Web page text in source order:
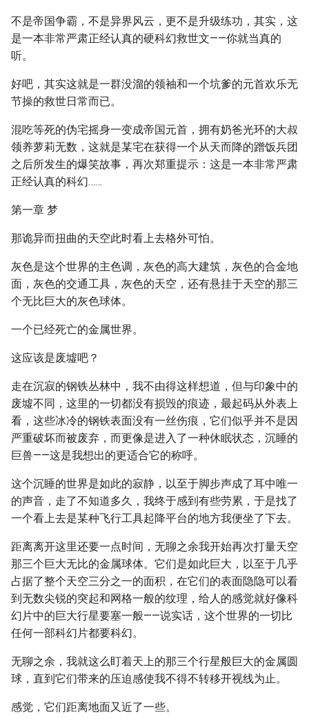
不是帝国争霸，不是异界风云，更不是升级练功，其实，这
是一本非常严肃正经认真的硬科幻救世文——你就当真的
听。
好吧，其实这就是一群没溜的领袖和一个坑爹的元首欢乐无
节操的救世日常而已。
混吃等死的伪宅摇身一变成帝国元首，拥有奶爸光环的大叔
领养萝莉无数，这就是某宅在获得一个从天而降的蹭饭兵团
之后所发生的爆笑故事，再次郑重提示：这是一本非常严肃
正经认真的科幻……
第一章 梦
那诡异而扭曲的天空此时看上去格外可怕。
灰色是这个世界的主色调，灰色的高大建筑，灰色的合金地
面，灰色的交通工具，灰色的天空，还有悬挂于天空的那三
个无比巨大的灰色球体。
一个已经死亡的金属世界。
这应该是废墟吧？
走在沉寂的钢铁丛林中，我不由得这样想道，但与印象中的
废墟不同，这里的一切都没有损毁的痕迹，最起码从外表上
看，这些冰冷的钢铁表面没有一丝伤痕，它们似乎并不是因
严重破坏而被废弃，而更像是进入了一种休眠状态，沉睡的
巨兽——这是我想出的更适合它的称呼。
这个沉睡的世界是如此的寂静，以至于脚步声成了耳中唯一
的声音，走了不知道多久，我终于感到有些劳累，于是找了
一个看上去是某种飞行工具起降平台的地方我便坐了下去。
距离离开这里还要一点时间，无聊之余我开始再次打量天空
那三个巨大无比的金属球体。它们是如此巨大，以至于几乎
占据了整个天空三分之一的面积，在它们的表面隐隐可以看
到无数尖锐的突起和网格一般的纹理，给人的感觉就好像科
幻片中的巨大行星要塞一般——说实话，这个世界的一切比
任何一部科幻片都要科幻。
无聊之余，我就这么盯着天上的那三个行星般巨大的金属圆
球，直到它们带来的压迫感使我不得不转移开视线为止。
感觉，它们距离地面又近了一些。